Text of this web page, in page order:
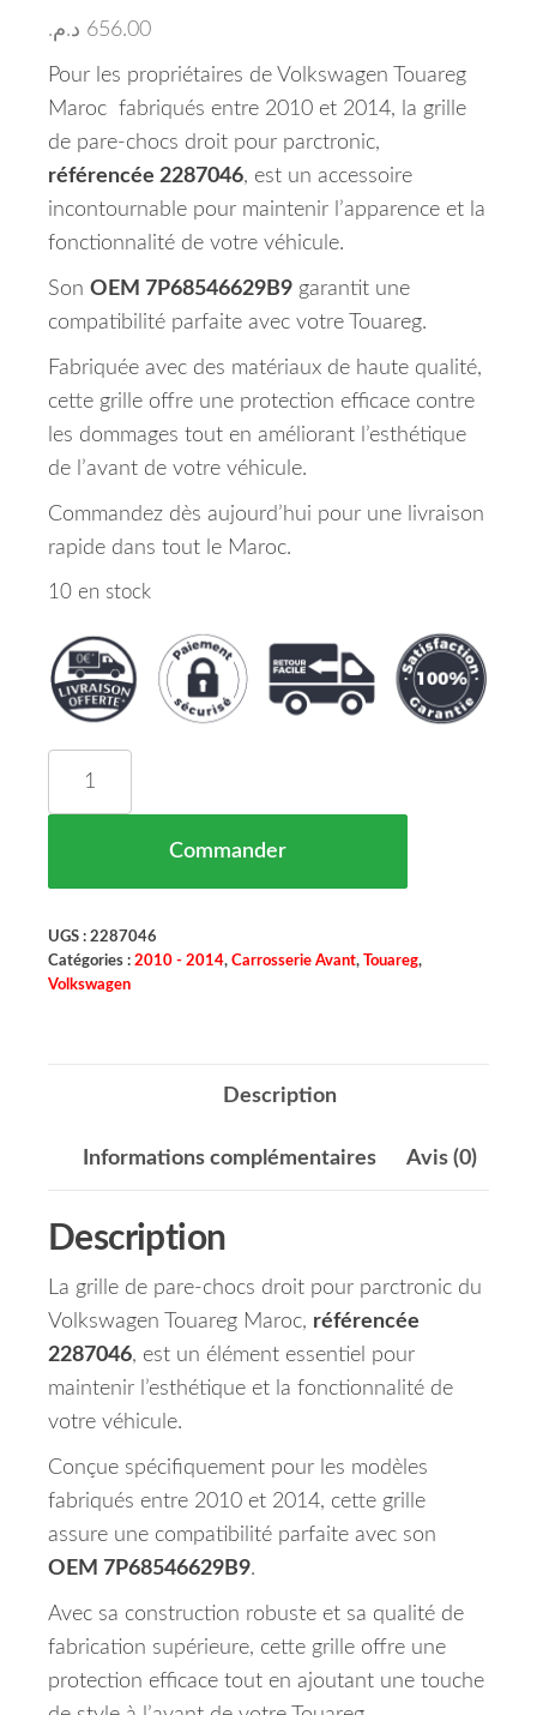
656.00 د.م.
Pour les propriétaires de Volkswagen Touareg
Maroc fabriqués entre 2010 et 2014, la grille
de pare-chocs droit pour parctronic,
référencée 2287046, est un accessoire
incontournable pour maintenir l’apparence et la
fonctionnalité de votre véhicule.
Son OEM 7P68546629B9 garantit une
compatibilité parfaite avec votre Touareg.
Fabriquée avec des matériaux de haute qualité,
cette grille offre une protection efficace contre
les dommages tout en améliorant l’esthétique
de l’avant de votre véhicule.
Commandez dès aujourd’hui pour une livraison
rapide dans tout le Maroc.
10 en stock
Commander
UGS : 2287046
Catégories : 2010 - 2014, Carrosserie Avant, Touareg,
Volkswagen
Description
Informations complémentaires Avis (0)
Description
La grille de pare-chocs droit pour parctronic du
Volkswagen Touareg Maroc, référencée
2287046, est un élément essentiel pour
maintenir l’esthétique et la fonctionnalité de
votre véhicule.
Conçue spécifiquement pour les modèles
fabriqués entre 2010 et 2014, cette grille
assure une compatibilité parfaite avec son
OEM 7P68546629B9.
Avec sa construction robuste et sa qualité de
fabrication supérieure, cette grille offre une
protection efficace tout en ajoutant une touche